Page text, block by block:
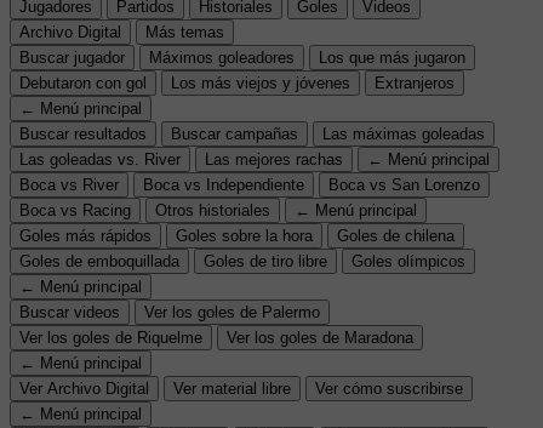
Jugadores Partidos Historiales Goles
Videos
Archivo Digital
Más temas
Buscar jugador
Máximos goleadores
Los que más jugaron
Debutaron con gol
Los más viejos y jóvenes
Extranjeros
← Menú principal
Buscar resultados
Buscar campañas
Las máximas goleadas
Las goleadas vs. River
Las mejores rachas
← Menú principal
Boca vs River
Boca vs Independiente
Boca vs San Lorenzo
Boca vs Racing
Otros historiales
← Menú principal
Goles más rápidos
Goles sobre la hora
Goles de chilena
Goles de emboquillada
Goles de tiro libre
Goles olímpicos
← Menú principal
Buscar videos
Ver los goles de Palermo
Ver los goles de Riquelme
Ver los goles de Maradona
← Menú principal
Ver Archivo Digital
Ver material libre
Ver cómo suscribirse
← Menú principal